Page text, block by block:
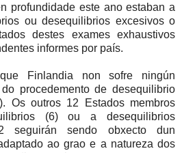
profundidade este ano estaban a
ou desequilibrios excesivos o
destes exames exhaustivos
informes por país.
Finlandia non sofre ningún
procedemento de desequilibrio
Os outros 12 Estados membros
(6) ou a desequilibrios
seguirán sendo obxecto dun
ao grao e a natureza dos